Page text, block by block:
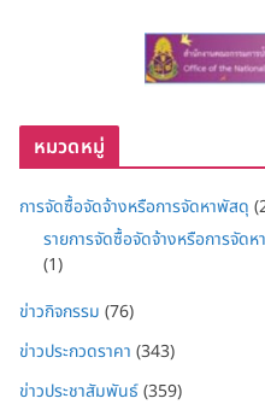
หมวดหมู่
การจัดซื้อจัดจ้างหรือการจัดหาพัสดุ
รายการจัดซื้อจัดจ้างหรือการจั
(1)
ข่าวกิจกรรม (76)
ข่าวประกวดราคา (343)
ข่าวประชาสัมพันธ์(359)